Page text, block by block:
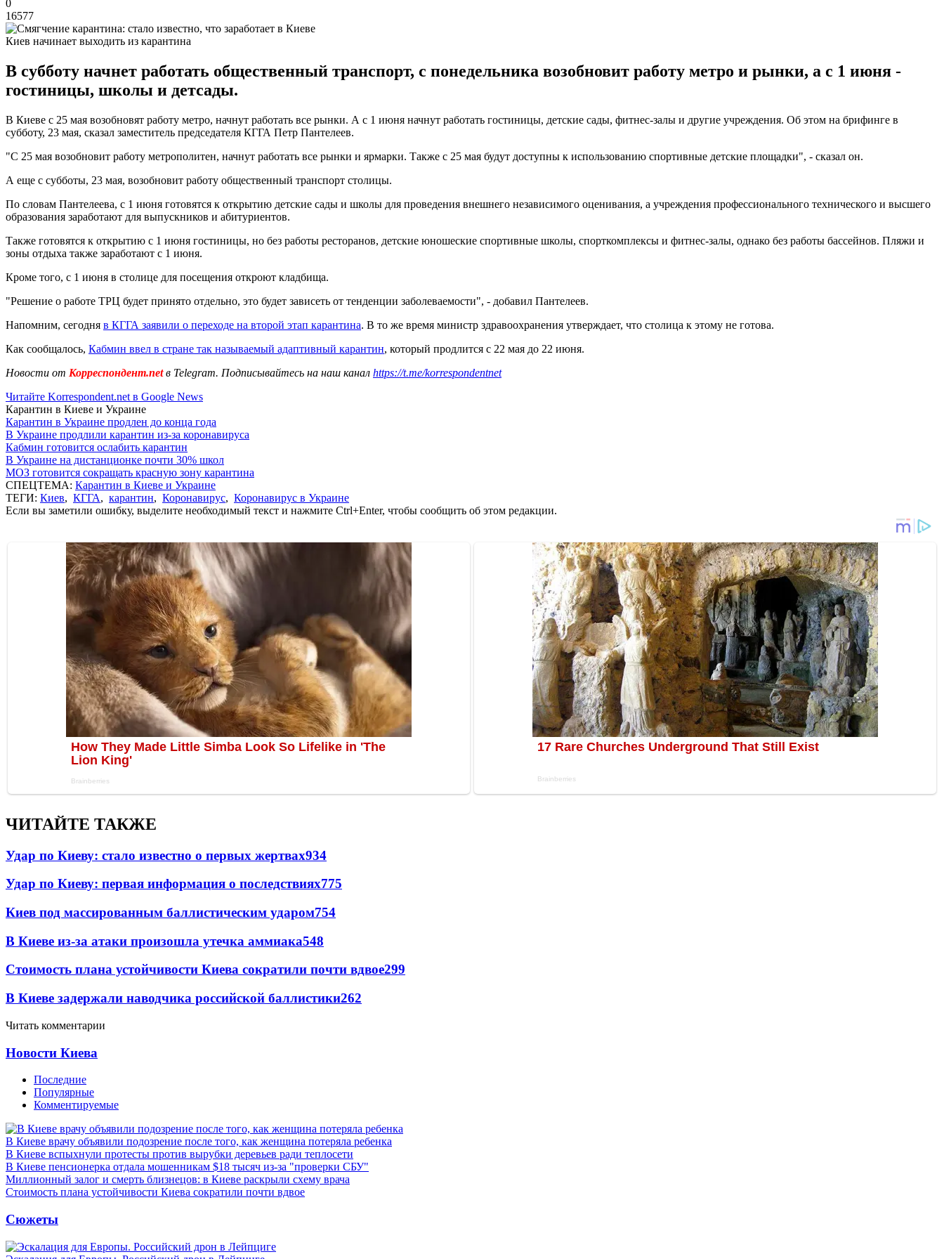
0
16577
Киев начинает выходить из карантина
В субботу начнет работать общественный транспорт, с понедельника возобновит работу метро и рынки, а с 1 июня -
гостиницы, школы и детсады.
В Киеве с 25 мая возобновят работу метро, начнут работать все рынки. А с 1 июня начнут работать гостиницы, детские сады, фитнес-залы и другие учреждения. Об этом на брифинге в
субботу, 23 мая, сказал заместитель председателя КГГА Петр Пантелеев.
"С 25 мая возобновит работу метрополитен, начнут работать все рынки и ярмарки. Также с 25 мая будут доступны к использованию спортивные детские площадки", - сказал он.
А еще с субботы, 23 мая, возобновит работу общественный транспорт столицы.
По словам Пантелеева, с 1 июня готовятся к открытию детские сады и школы для проведения внешнего независимого оценивания, а учреждения профессионального технического и высшего
образования заработают для выпускников и абитуриентов.
Также готовятся к открытию с 1 июня гостиницы, но без работы ресторанов, детские юношеские спортивные школы, спорткомплексы и фитнес-залы, однако без работы бассейнов. Пляжи и
зоны отдыха также заработают с 1 июня.
Кроме того, с 1 июня в столице для посещения откроют кладбища.
"Решение о работе ТРЦ будет принято отдельно, это будет зависеть от тенденции заболеваемости", - добавил Пантелеев.
Напомним, сегодня в КГГА заявили о переходе на второй этап карантина. В то же время министр здравоохранения утверждает, что столица к этому не готова.
Как сообщалось, Кабмин ввел в стране так называемый адаптивный карантин, который продлится с 22 мая до 22 июня.
Новости от Корреспондент.netв Telegram. Подписывайтесь на наш канал https://t.me/korrespondentnet
Читайте Korrespondent.net в Google News
Карантин в Киеве и Украине
Карантин в Украине продлен до конца года
В Украине продлили карантин из-за коронавируса
Кабмин готовится ослабить карантин
В Украине на дистанционке почти 30% школ
МОЗ готовится сокращать красную зону карантина
СПЕЦТЕМА: Карантин в Киеве и Украине
ТЕГИ: Киев, КГГА, карантин, Коронавирус, Коронавирус в Украине
Если вы заметили ошибку, выделите необходимый текст и нажмите Ctrl+Enter, чтобы сообщить об этом редакции.
ЧИТАЙТЕ ТАКЖЕ
Удар по Киеву: стало известно о первых жертвах934
Удар по Киеву: первая информация о последствиях775
Киев под массированным баллистическим ударом754
В Киеве из-за атаки произошла утечка аммиака548
Стоимость плана устойчивости Киева сократили почти вдвое299
В Киеве задержали наводчика российской баллистики262
Читать комментарии
Новости Киева
Последние
Популярные
Комментируемые
В Киеве врачу объявили подозрение после того, как женщина потеряла ребенка
В Киеве вспыхнули протесты против вырубки деревьев ради теплосети
В Киеве пенсионерка отдала мошенникам $18 тысяч из-за "проверки СБУ"
Миллионный залог и смерть близнецов: в Киеве раскрыли схему врача
Стоимость плана устойчивости Киева сократили почти вдвое
Сюжеты